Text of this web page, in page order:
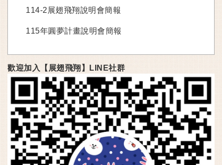
114-2展翅飛翔說明會簡報
115年圓夢計畫說明會簡報
歡迎加入【展翅飛翔】LINE社群